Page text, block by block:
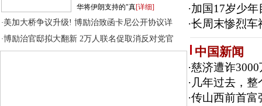
华将伊朗支持的"真[详细]
·美加大桥争议升级! 博励治致函卡尼公开协议详
·博励治官邸拟大翻新 2万人联名促取消反对党官
·加国17岁少
·长周末惨烈车
中国新闻
·慈济遭诈
· 几年过去，
·传山西前首富